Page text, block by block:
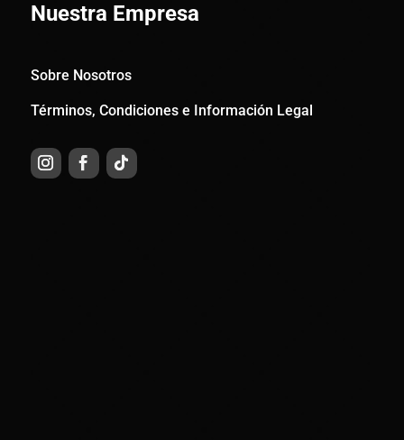
Nuestra Empresa
Sobre Nosotros
Términos, Condiciones e Información Legal